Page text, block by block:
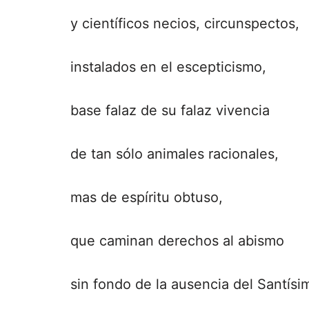
y científicos necios, circunspectos,
instalados en el escepticismo,
base falaz de su falaz vivencia
de tan sólo animales racionales,
mas de espíritu obtuso,
que caminan derechos al abismo
sin fondo de la ausencia del